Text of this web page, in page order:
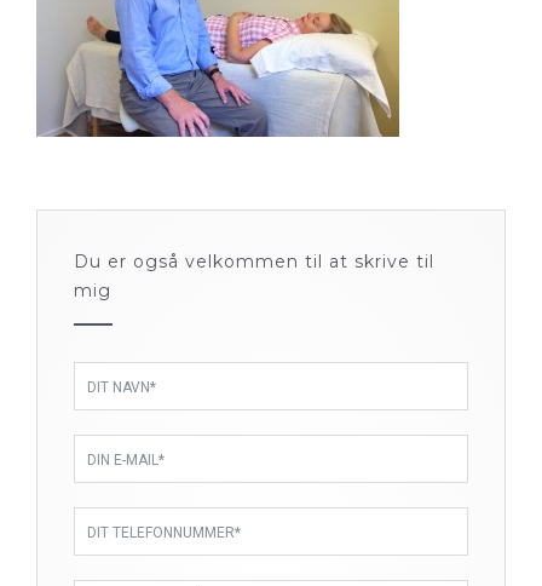
Du er også velkommen til at skrive til
mig